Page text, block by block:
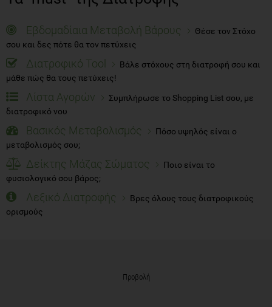
Εβδομαδίαια Μεταβολή Βάρους
Θέσε τον Στόχο
σου και δες πότε θα τον πετύχεις
Διατροφικό Tool
Βάλε στόχους στη διατροφή σου και
μάθε πώς θα τους πετύχεις!
Λίστα Αγορών
Συμπλήρωσε το Shopping List σου, με
διατροφικό νου
Βασικός Μεταβολισμός
Πόσο υψηλός είναι ο
μεταβολισμός σου;
Δείκτης Μάζας Σώματος
Ποιο είναι το
φυσιολογικό σου βάρος;
Λεξικό Διατροφής
Βρες όλους τους διατροφικούς
ορισμούς
Προβολή